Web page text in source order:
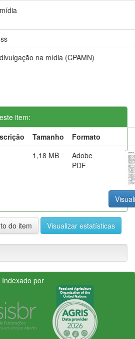
na mídia (CPAMN)
item:
Tamanho
Formato
1,18 MB
Adobe
PDF
do item Visualizar estatísticas
Indexado por